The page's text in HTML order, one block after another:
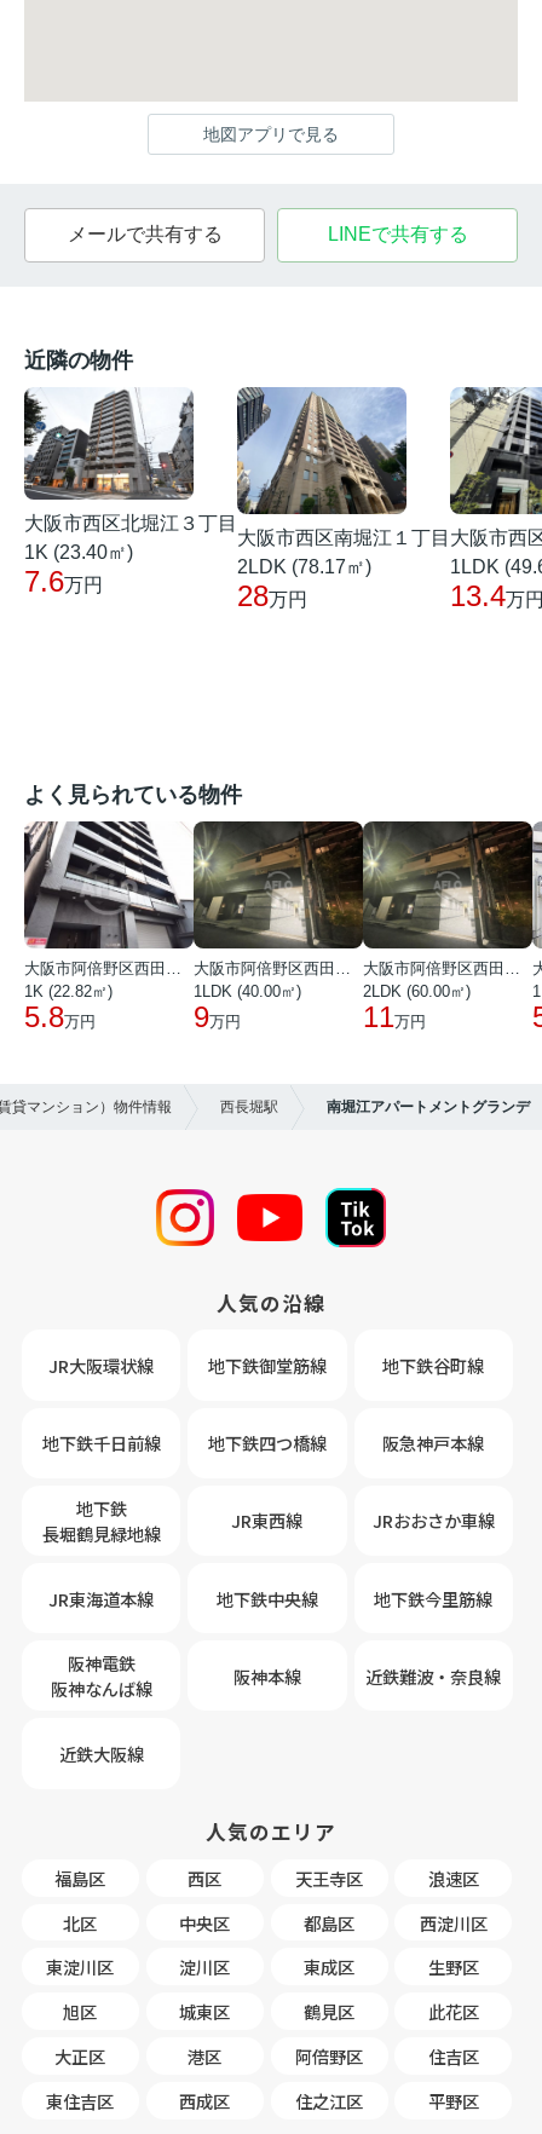
地図アプリで見る
メールで共有する LINEで共有する
近隣の物件
大阪市西区北堀江３丁目
1K (23.40㎡)
7.6万円
大阪市西区南堀江１丁目
2LDK (78.17㎡)
28万円
大阪市西
1LDK
13.4万
よく見られている物件
大阪市阿倍野区西田辺町１丁目
1K (22.82㎡)
5.8万円
大阪市阿倍野区西田辺町１丁目
1LDK (40.00㎡)
9万円
大阪市阿倍野区西田辺町１丁目
2LDK (60.00㎡)
11万円
貸マンション）物件情報 西長堀駅 南堀江アパートメントグランデ
人気の沿線
JR大阪環状線 地下鉄御堂筋線 地下鉄谷町線
地下鉄千日前線 地下鉄四つ橋線 阪急神戸本線
地下鉄
長堀鶴見緑地線
JR東西線 JRおおさか車線
JR東海道本線 地下鉄中央線 地下鉄今里筋線
阪神電鉄
阪神なんば線
阪神本線 近鉄難波・奈良線
近鉄大阪線
人気のエリア
福島区 西区 天王寺区
浪速区
北区
中央区 都島区
西淀川区
東淀川区
淀川区 東成区
生野区
旭区
城東区 鶴見区
此花区
大正区
港区 阿倍野区
住吉区
東住吉区
西成区 住之江区 平野区